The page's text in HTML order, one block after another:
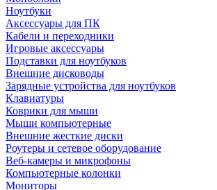
Ноутбуки
Аксессуары для ПК
Кабели и переходники
Игровые аксессуары
Подставки для ноутбуков
Внешние дисководы
Зарядные устройства для ноутбуков
Клавиатуры
Коврики для мыши
Мыши компьютерные
Внешние жесткие диски
Роутеры и сетевое оборудование
Веб-камеры и микрофоны
Компьютерные колонки
Мониторы